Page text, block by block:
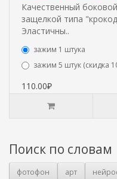
Качественный
защелкой типа
Эластичны..
зажим 1 штука
зажим 5 штук (скидка
110.00₽
Поиск по словам
фотофон арт